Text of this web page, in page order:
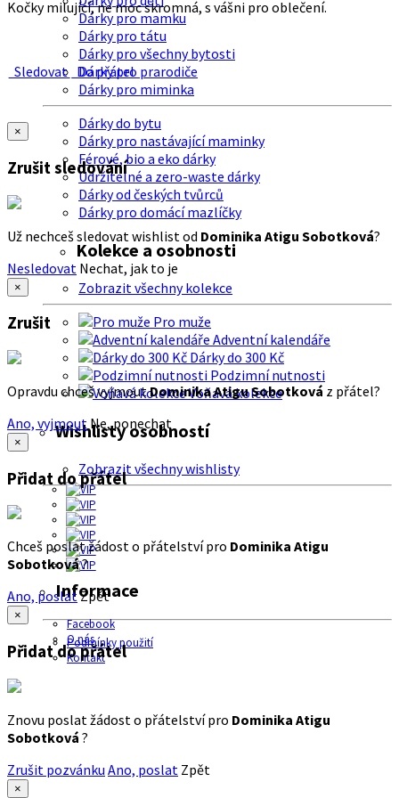
Dárky pro mamku
Dárky pro tátu
Dárky pro všechny bytosti
Dárky pro prarodiče
Dárky pro miminka
Dárky do bytu
Dárky pro nastávající maminky
Férové, bio a eko dárky
Udržitelné a zero-waste dárky
Dárky od českých tvůrců
Dárky pro domácí mazlíčky
Kolekce a osobnosti
Zobrazit všechny kolekce
Pro muže
Adventní kalendáře
Dárky do 300 Kč
Podzimní nutnosti
Voňavá kolekce
Wishlisty osobností
Zobrazit všechny wishlisty
Informace
Facebook
O nás
Podmínky použití
Kontakt
Kočky milující, ne moc skromná, s vášni pro oblečení.
Sledovat Do přátel
×
Zrušit sledování
Už nechceš sledovat wishlist od Dominika Atigu Sobotková?
Nesledovat Nechat, jak to je
×
Zrušit
Opravdu chceš vyjmoutDominika Atigu Sobotková z přátel?
Ano, vyjmout Ne, ponechat
×
Přidat do přátel
Chceš poslat žádost o přátelství pro Dominika Atigu
Sobotková?
Ano, poslatZpět
×
Přidat do přátel
Znovu poslat žádost o přátelství pro Dominika Atigu
Sobotková ?
Zrušit pozvánku Ano, poslat Zpět
×